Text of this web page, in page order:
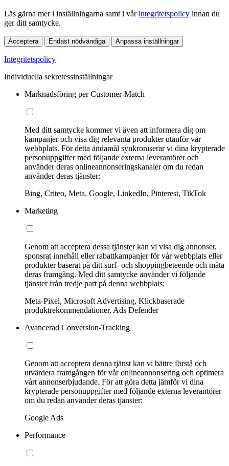
Läs gärna mer i inställningarna samt i vårintegritetspolicy innan du
ger ditt samtycke.
Acceptera Endast nödvändiga Anpassa inställningar
Integritetspolicy
Individuella sekretessinställningar
Marknadsföring per Customer-Match
Med ditt samtycke kommer vi även att informera dig om
kampanjer och visa dig relevanta produkter utanför vår
webbplats. För detta ändamål synkroniserar vi dina krypterade
personuppgifter med följande externa leverantörer och
använder deras onlineannonseringskanaler om du redan
använder deras tjänster:
Bing, Criteo, Meta, Google, LinkedIn, Pinterest, TikTok
Marketing
Genom att acceptera dessa tjänster kan vi visa dig annonser,
sponsrat innehåll eller rabattkampanjer för vår webbplats eller
produkter baserat på ditt surf- och shoppingbeteende och mäta
deras framgång. Med ditt samtycke använder vi följande
tjänster från tredje part på denna webbplats:
Meta-Pixel, Microsoft Advertising, Klickbaserade
produktrekommendationer, Ads Defender
Avancerad Conversion-Tracking
Genom att acceptera denna tjänst kan vi bättre förstå och
utvärdera framgången för vår onlineannonsering och optimera
vårt annonserbjudande. För att göra detta jämför vi dina
krypterade personuppgifter med följande externa leverantörer
om du redan använder deras tjänster:
Google Ads
Performance